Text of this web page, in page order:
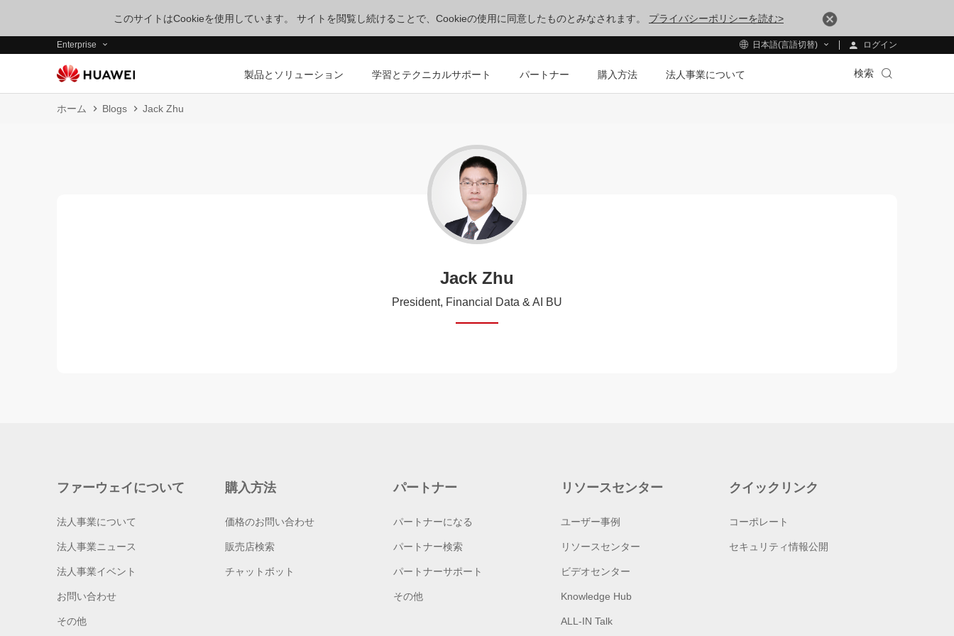
このサイトはCookieを使用しています。 サイトを閲覧し続けることで、Cookieの使用に同意したものとみなされます。 プライバシーポリシーを読む>
Enterprise 日本語(言語切替) ログイン
製品とソリューション 学習とテクニカルサポート パートナー 購入方法 法人事業について 検索
ホーム Blogs Jack Zhu
Jack Zhu
President, Financial Data & AI BU
ファーウェイについて
法人事業について
法人事業ニュース
法人事業イベント
お問い合わせ
その他
購入方法
価格のお問い合わせ
販売店検索
チャットボット
パートナー
パートナーになる
パートナー検索
パートナーサポート
その他
リソースセンター
ユーザー事例
リソースセンター
ビデオセンター
Knowledge Hub
ALL-IN Talk
クイックリンク
コーポレート
セキュリティ情報公開